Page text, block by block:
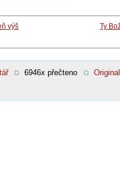
výš Ty
6946x přečteno
Original